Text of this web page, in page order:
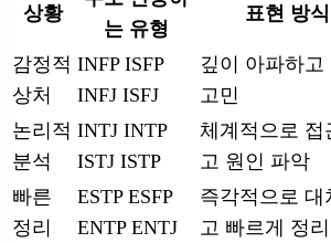
상황
는 유형
표현 방식
감정적
상처
INFP ISFP
INFJ ISFJ
깊이 아파하고
고민
논리적
분석
INTJ INTP
ISTJ ISTP
체계적으로 접
고 원인 파악
빠른
정리
ESTP ESFP
ENTP ENTJ
즉각적으로 대
고 빠르게 정리